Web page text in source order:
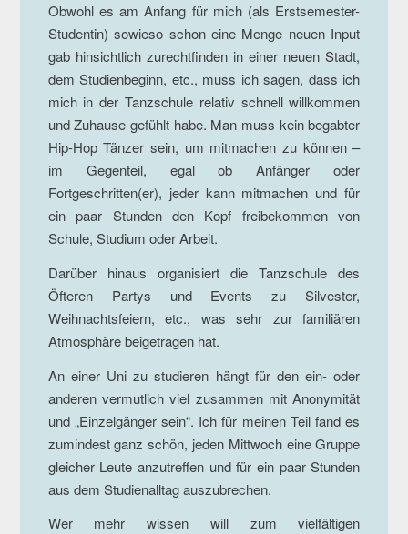
Obwohl es am Anfang für mich (als Erstsemester-
Studentin) sowieso schon eine Menge neuen Input
gab hinsichtlich zurechtfinden in einer neuen Stadt,
dem Studienbeginn, etc., muss ich sagen, dass ich
mich in der Tanzschule relativ schnell willkommen
und Zuhause gefühlt habe. Man muss kein begabter
Hip-Hop Tänzer sein, um mitmachen zu können –
im Gegenteil, egal ob Anfänger oder
Fortgeschritten(er), jeder kann mitmachen und für
ein paar Stunden den Kopf freibekommen von
Schule, Studium oder Arbeit.
Darüber hinaus organisiert die Tanzschule des
Öfteren Partys und Events zu Silvester,
Weihnachtsfeiern, etc., was sehr zur familiären
Atmosphäre beigetragen hat.
An einer Uni zu studieren hängt für den ein- oder
anderen vermutlich viel zusammen mit Anonymität
und „Einzelgänger sein“. Ich für meinen Teil fand es
zumindest ganz schön, jeden Mittwoch eine Gruppe
gleicher Leute anzutreffen und für ein paar Stunden
aus dem Studienalltag auszubrechen.
Wer mehr wissen will zum vielfältigen